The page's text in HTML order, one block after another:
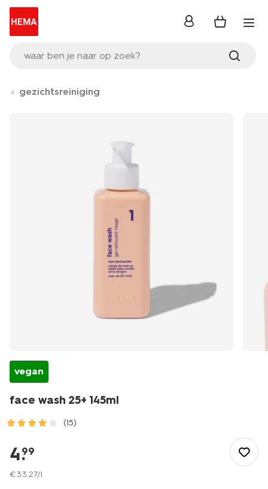
waar ben je naar op zoek?
inloggen
gezichtsreiniging
vegan
face wash 25+ 145ml
(15)
gezond/persoonlijke-
verzorging/gezichtsverzorging/gezichtsreiniging/face-
wash-
4.
99
€33.27/l